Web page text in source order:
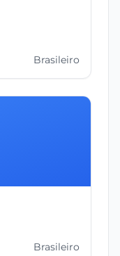
Brasileiro
Brasileiro